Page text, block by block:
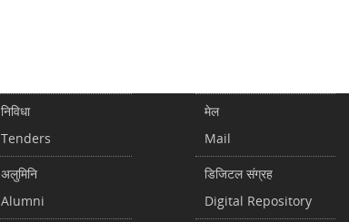
निविधा
Tenders
अलुमिनि
Alumni
मेल
Mail
डिजिटल संग्रह
Digital Repository